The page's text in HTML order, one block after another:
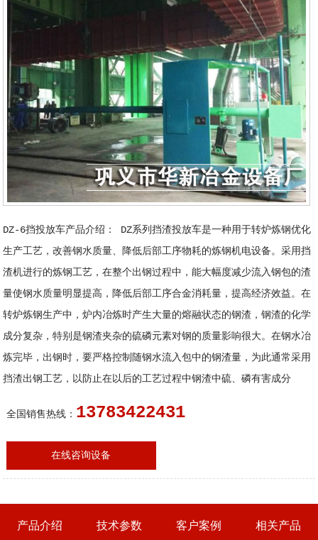
DZ-6挡投放车产品介绍： DZ系列挡渣投放车是一种用于转炉炼钢优化
生产工艺，改善钢水质量、降低后部工序物耗的炼钢机电设备。采用挡
渣机进行的炼钢工艺，在整个出钢过程中，能大幅度减少流入钢包的渣
量使钢水质量明显提高，降低后部工序合金消耗量，提高经济效益。在
转炉炼钢生产中，炉内冶炼时产生大量的熔融状态的钢渣，钢渣的化学
成分复杂，特别是钢渣夹杂的硫磷元素对钢的质量影响很大。在钢水冶
炼完毕，出钢时，要严格控制随钢水流入包中的钢渣量，为此通常采用
挡渣出钢工艺，以防止在以后的工艺过程中钢渣中硫、磷有害成分
全国销售热线： 13783422431
在线咨询设备
产品介绍 技术参数 客户案例 相关产品